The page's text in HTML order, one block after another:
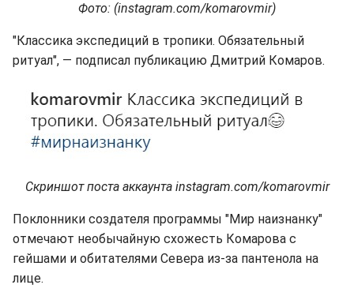
Фото: (instagram.com/komarovmir)
"Классика экспедиций в тропики. Обязательный
ритуал", — подписал публикацию Дмитрий Комаров.
Скриншот поста аккаунта instagram.com/komarovmir
Поклонники создателя программы "Мир наизнанку"
отмечают необычайную схожесть Комарова с
гейшами и обитателями Севера из-за пантенола на
лице.